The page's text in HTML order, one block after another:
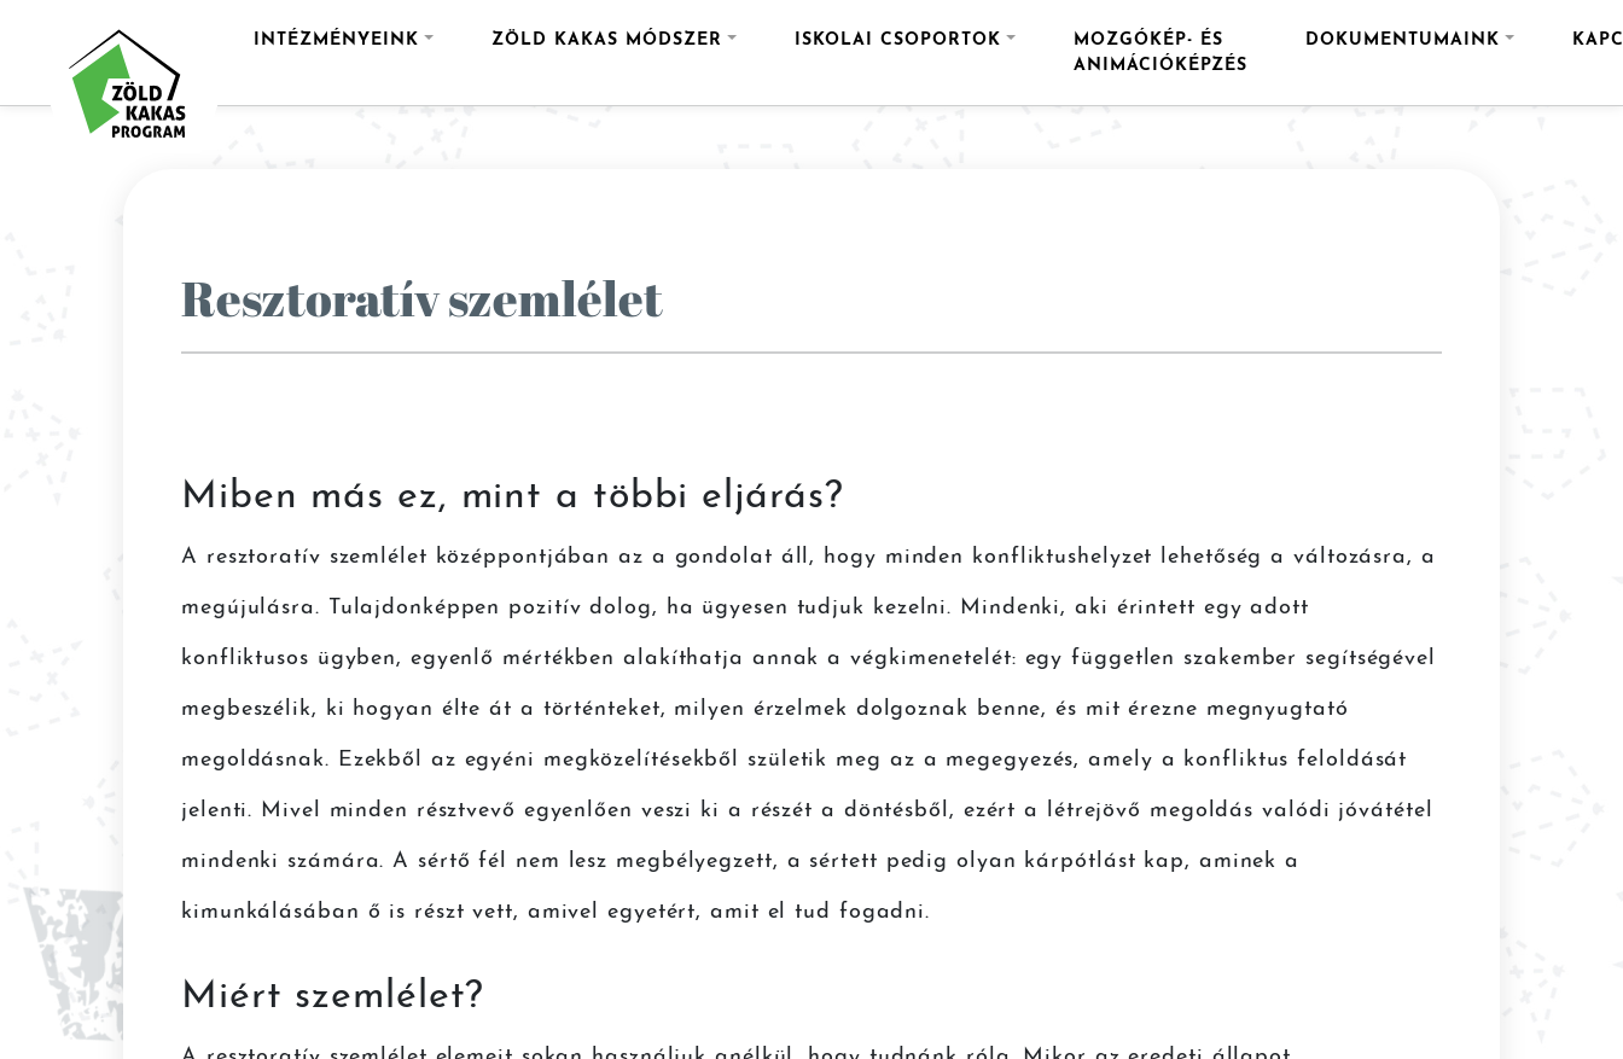
INTÉZMÉNYEINK ZÖLD KAKAS MÓDSZER ISKOLAI CSOPORTOK
MOZGÓKÉP- ÉS
ANIMÁCIÓKÉPZÉS
DOKUMENTUMAINK
Resztoratív szemlélet
Miben más ez, mint a többi eljárás?
A resztoratív szemlélet középpontjában az a gondolat áll, hogy minden konfliktushelyzet lehetőség a változásra, a
megújulásra. Tulajdonképpen pozitív dolog, ha ügyesen tudjuk kezelni. Mindenki, aki érintett egy adott
konfliktusos ügyben, egyenlő mértékben alakíthatja annak a végkimenetelét: egy független szakember segítségével
megbeszélik, ki hogyan élte át a történteket, milyen érzelmek dolgoznak benne, és mit érezne megnyugtató
megoldásnak. Ezekből az egyéni megközelítésekből születik meg az a megegyezés, amely a konfliktus feloldását
jelenti. Mivel minden résztvevő egyenlően veszi ki a részét a döntésből, ezért a létrejövő megoldás valódi jóvátétel
mindenki számára. A sértő fél nem lesz megbélyegzett, a sértett pedig olyan kárpótlást kap, aminek a
kimunkálásában ő is részt vett, amivel egyetért, amit el tud fogadni.
Miért szemlélet?